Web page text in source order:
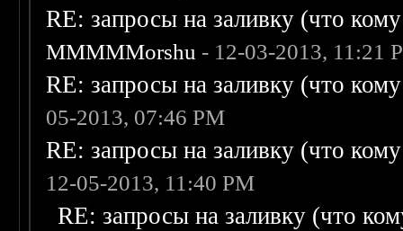
RE: запросы на заливку (что
MMMMMorshu - 12-03-2013, 11:21
RE: запросы на заливку (что
05-2013, 07:46 PM
RE: запросы на заливку (что
12-05-2013, 11:40 PM
RE: запросы на заливку (что